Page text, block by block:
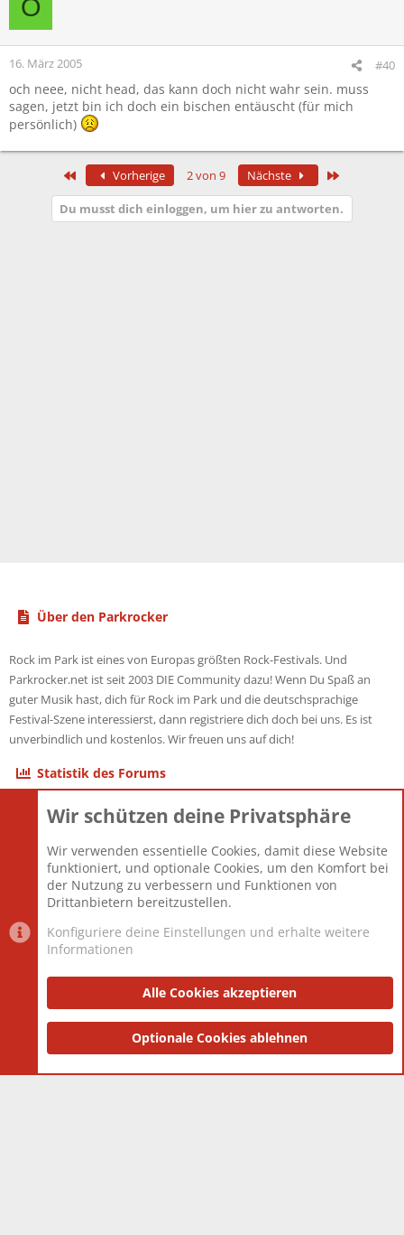
O
16. März 2005 #40
och neee, nicht head, das kann doch nicht wahr sein. muss
sagen, jetzt bin ich doch ein bischen entäuscht (für mich
persönlich)
Erste Vorherige 2 von 9 Nächste
Du musst dich einloggen, um hier zu antworten.
Über den Parkrocker
Rock im Park ist eines von Europas größten Rock-Festivals. Und
Parkrocker.net ist seit 2003 DIE Community dazu! Wenn Du Spaß an
guter Musik hast, dich für Rock im Park und die deutschsprachige
Festival-Szene interessierst, dann registriere dich doch bei uns. Es ist
unverbindlich und kostenlos. Wir freuen uns auf dich!
Statistik des Forums
Themen
Mitglieder
12.425
Neuestes Mitglied
Toddster85
Datenschutzerklärung Impressum
Community platform by XenForo® © 2010-2025 XenForo Ltd.
and add-ons by ThemeHouse
Wir schützen deine Privatsphäre
Wir verwenden essentielle Cookies, damit diese Website
funktioniert, und optionale Cookies, um den Komfort bei
der Nutzung zu verbessern und Funktionen von
Drittanbietern bereitzustellen.
Konfiguriere deine Einstellungen und erhalte weitere
Informationen
Alle Cookies akzeptieren
Optionale Cookies ablehnen